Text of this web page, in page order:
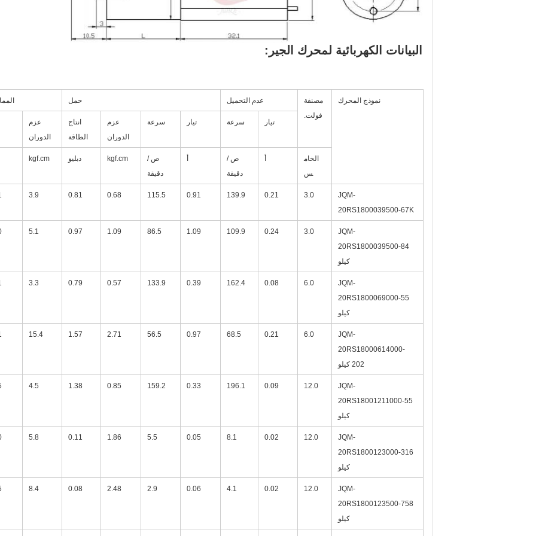
البيانات الكهربائية لمحرك الجير:
نموذج المحرك
مصنفة
فولت.
عدم التحميل حمل
تيار سرعة تيار سرعة
عزم
الدوران
انتاج
الطاقة
عزم
الدوران
الخام
س
ص /
دقيقة
ص /
دقيقة
kgf.cm دبليو kgf.cm
JQM-
20RS1800039500-67K
3.0
0.21
139.9
0.91
115.5
0.68
0.81
3.9
JQM-
20RS1800039500-84
كيلو
3.0
0.24
109.9
1.09
86.5
1.09
0.97
5.1
JQM-
20RS1800069000-55
كيلو
6.0
0.08
162.4
0.39
133.9
0.57
0.79
3.3
JQM-
20RS18000614000-
202 كيلو
6.0
0.21
68.5
0.97
56.5
2.71
1.57
15.4
JQM-
20RS18001211000-55
كيلو
12.0
0.09
196.1
0.33
159.2
0.85
1.38
4.5
JQM-
20RS1800123000-316
كيلو
12.0
0.02
8.1
0.05
5.5
1.86
0.11
5.8
JQM-
20RS1800123500-758
كيلو
12.0
0.02
4.1
0.06
2.9
2.48
0.08
8.4